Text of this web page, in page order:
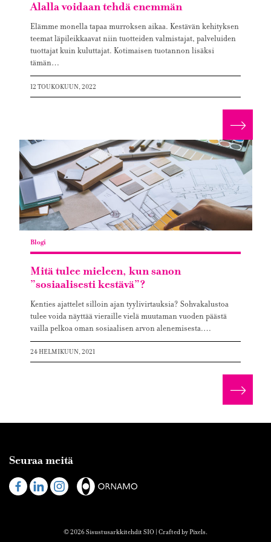
Alalla voidaan tehdä enemmän
Elämme monella tapaa murroksen aikaa. Kestävän kehityksen
teemat läpileikkaavat niin tuotteiden valmistajat, palveluiden
tuottajat kuin kuluttajat. Kotimaisen tuotannon lisäksi
tämän…
12 TOUKOKUUN, 2022
Lue
Blogi
Mitä tulee mieleen, kun sanon
”sosiaalisesti kestävä”?
Kenties ajattelet silloin ajan tyylivirtauksia? Sohvakalustoa
tulee voida näyttää vieraille vielä muutaman vuoden päästä
vailla pelkoa oman sosiaalisen arvon alenemisesta.…
24 HELMIKUUN, 2021
Lue
Seuraa meitä
Visit
us
Visit
us
Visit
© 2026 Sisustusarkkitehdit SIO | Crafted byPixels.